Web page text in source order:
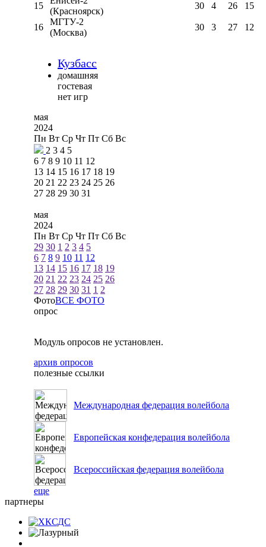
15
(Красноярск)
30 4 26 15
16
МГТУ-2
(Москва)
30 3 27 12
Кузбасс
домашняя
гостевая
нет игр
мая
2024
Пн Вт Ср Чт Пт Сб Вс
2 3 4 5
6 7 8 9 10 11 12
13 14 15 16 17 18 19
20 21 22 23 24 25 26
27 28 29 30 31
мая
2024
Пн Вт Ср Чт Пт Сб Вс
29 30 1 2 3 4 5
6 7 8 9 10 11 12
13 14 15 16 17 18 19
20 21 22 23 24 25 26
27 28 29 30 31 1 2
ФотоВСЕ ФОТО
опрос
Модуль опросов не установлен.
архив опросов
полезные ссылки
Международная федерация волейбола
Европейская конфедерация волейбола
Всероссийская федерация волейбола
еще
партнеры